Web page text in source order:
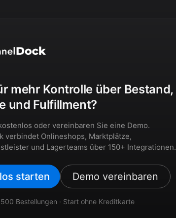
mehr Kontrolle über Bestand,
und Fulfillment?
oder vereinbaren Sie eine Demo.
verbindet Onlineshops, Marktplätze,
und Lagerteams über 150+ Integrationen.
starten Demo vereinbaren
Bestellungen · Start ohne Kreditkarte